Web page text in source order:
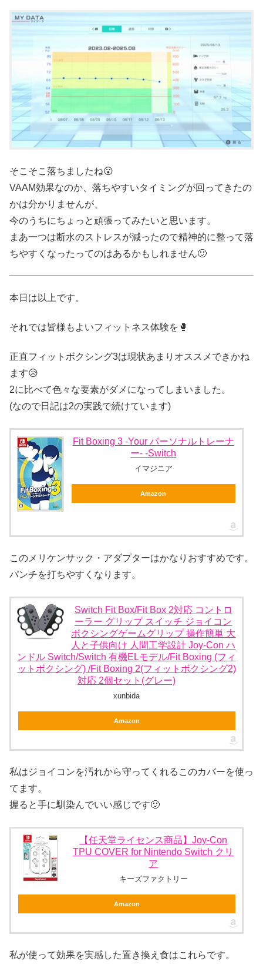
そこそこ落ちましたね😮
VAAM効果なのか、落ちやすいタイミングが回ってきたの
かは分かりませんが、
今のうちにちょっと頑張ってみたいと思います。
まあ一つは断水のストレスが減ったので精神的に整って落
ちやすくなったってのはあるかもしれません🙂
本日は以上です。
それでは皆様もよいフィットネス体験を🥊
正直フィットボクシング3は現状あまりオススメできかね
ます😥
2に比べて色々な要素がダメになってしまいました。
(なので日記は2の実践で続けています)
Fit Boxing 3 -Your パーソナルトレーナ
ー- -Switch
イマジニア
Amazon
このメリケンサック・アダプターはかなりおすすめです。
パンチを打ちやすくなります。
Switch Fit Box/Fit Box 2対応 コントロ
ーラー グリップ スイッチ ジョイコン
ボクシングゲームグリップ 操作簡単 大
人と子供向け 人間工学設計 Joy-Con ハ
ンドル Switch/Switch 有機ELモデル/Fit Boxing (フィ
ットボクシング) /Fit Boxing 2(フィットボクシング2)
対応 2個セット(グレー)
xunbida
Amazon
私はジョイコンを汚れから守ってくれるこのカバーを使っ
てます。
握ると手に馴染んでいい感じです🙂
【任天堂ライセンス商品】Joy-Con
TPU COVER for Nintendo Switch クリ
ア
キーズファクトリー
Amazon
私が使って効果を実感した置き換え食はこれらです。